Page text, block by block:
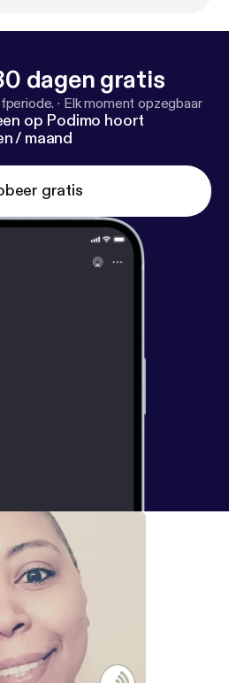
dagen gratis
· Elk moment opzegbaar
op Podimo hoort
/ maand
gratis